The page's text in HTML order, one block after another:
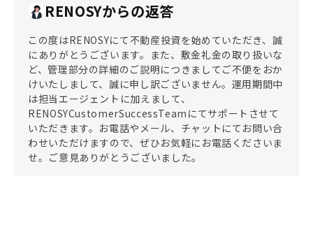
RENOSYからの返答
この度はRENOSYにて不動産投資を始めていただき、誠
にありがとうございます。また、敷金礼金の取り扱いな
ど、管理部分の詳細のご説明につきましてご不便をおか
けいたしまして、誠に申し訳ございません。運用期間中
は担当エージェントに加えまして、
RENOSYCustomerSuccessTeamにてサポートさせて
いただきます。お電話やメール、チャットにてお問い合
わせいただけますので、ぜひお気軽にお電話くださいま
せ。ご意見ありがとうございました。